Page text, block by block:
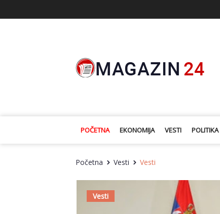
POČETNA EKONOMIJA VESTI POLITIKA
Početna Vesti Vesti
Vesti